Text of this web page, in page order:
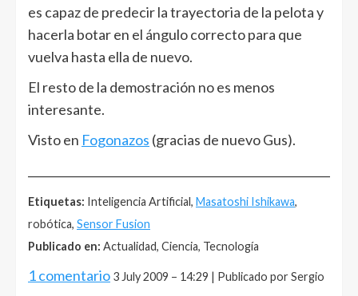
es capaz de predecir la trayectoria de la pelota y
hacerla botar en el ángulo correcto para que
vuelva hasta ella de nuevo.
El resto de la demostración no es menos
interesante.
Visto en Fogonazos (gracias de nuevo Gus).
Etiquetas: Inteligencia Artificial, Masatoshi Ishikawa,
robótica, Sensor Fusion
Publicado en: Actualidad, Ciencia, Tecnología
1 comentario 3 July 2009 – 14:29 | Publicado por Sergio